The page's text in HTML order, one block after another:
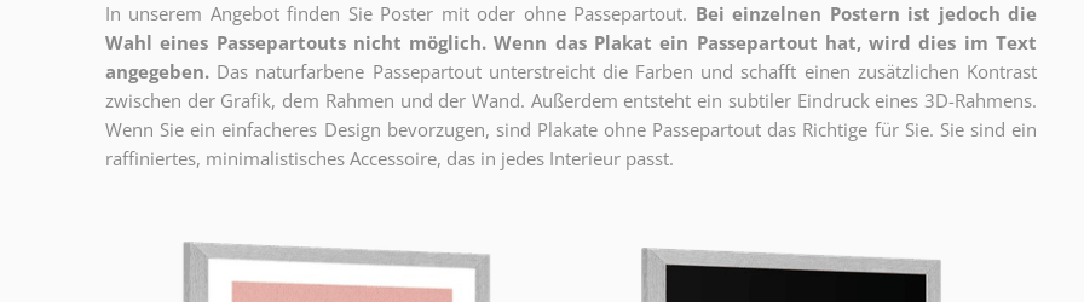
In unserem Angebot finden Sie Poster mit oder ohne Passepartout. Bei einzelnen Postern ist jedoch die
Wahl eines Passepartouts nicht möglich. Wenn das Plakat ein Passepartout hat, wird dies im Text
angegeben. Das naturfarbene Passepartout unterstreicht die Farben und schafft einen zusätzlichen Kontrast
zwischen der Grafik, dem Rahmen und der Wand. Außerdem entsteht ein subtiler Eindruck eines 3D-Rahmens.
Wenn Sie ein einfacheres Design bevorzugen, sind Plakate ohne Passepartout das Richtige für Sie. Sie sind ein
raffiniertes, minimalistisches Accessoire, das in jedes Interieur passt.